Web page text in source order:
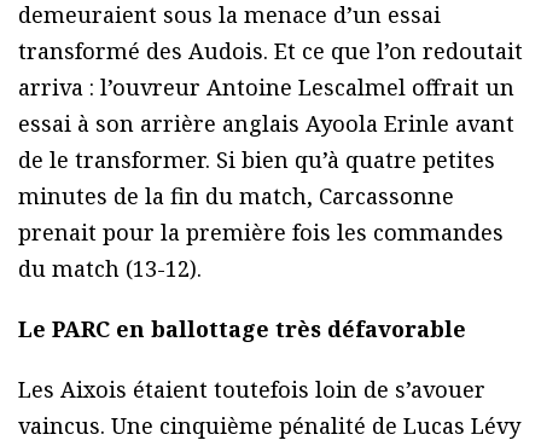
demeuraient sous la menace d’un essai
transformé des Audois. Et ce que l’on redoutait
arriva : l’ouvreur Antoine Lescalmel offrait un
essai à son arrière anglais Ayoola Erinle avant
de le transformer. Si bien qu’à quatre petites
minutes de la fin du match, Carcassonne
prenait pour la première fois les commandes
du match (13-12).
Le PARC en ballottage très défavorable
Les Aixois étaient toutefois loin de s’avouer
vaincus. Une cinquième pénalité de Lucas Lévy